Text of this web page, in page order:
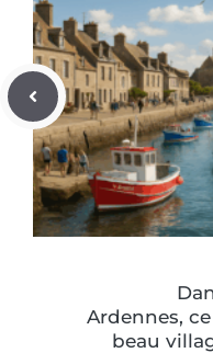
Ardennes,
beau